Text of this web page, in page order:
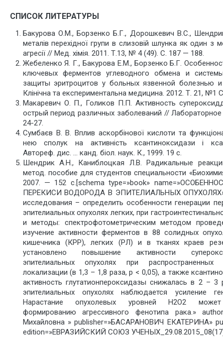
СПИСОК ЛИТЕРАТУРЫ
Бакурова О.М., Борзенко Б.Г., Дорошкевич В.С.,
металів перехідної групи в слизовій шлунка як один з
агресії // Мед. хімія. 2011. Т.13, № 4 (49). С. 187 — 188.
Жебеленко Я. Г., Бакурова Е.М., Борзенко Б.Г.
ключевых ферментов углеводного обмена и
защиты эритроцитов у больных язвенной болезнью
Клінічна та експериментальна медицина. 2012. Т. 21, №1
Макаревич О. П., Голиков П.П. Активность
острый период различных заболеваний //
24-27.
Cумбаєв В. В. Вплив аскорбінової кислоти та
нею сполук на активність ксантиноксидази і
Автореф. дис. … канд. біол. наук. К., 1999. 19 с.
Шендрик А.Н., Каниблоцкая Л.В. Радикальные
метод. пособие для студентов специальности
2007. — 152 с.[schema type=»book»
ПЕРЕКИСИ ВОДОРОДА В ЭПИТЕЛИАЛЬНЫХ ОПУХОЛЯХ»
исследования – определить особенности генерации
эпителиальных опухолях легких, при
и методы: спектрофотометрическим методом
изучение активности ферментов в 88 солидных
кишечника (КРР), легких (РЛ) и в тканях краев
установлено повышение активности
эпителиальных опухолях при распространенных
локализации (в 1,3 – 1,8 раза, р < 0,05), а также
активность глутатионпероксидазы снижалась в 2 –
эпителиальных опухолях наблюдается усиление
Нарастание опухолевых уровней Н2О2 может
формированию агрессивного фенотипа рака.»
Михайловна » publisher=»БАСАРАНОВИЧ ЕКАТЕРИНА»
edition=»ЕВРАЗИЙСКИЙ СОЮЗ